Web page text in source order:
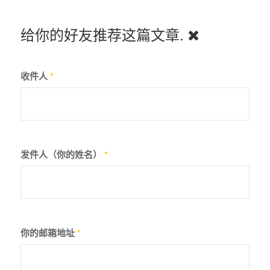
给你的好友推荐这篇文章.
收件人*
发件人（你的姓名） *
你的邮箱地址*